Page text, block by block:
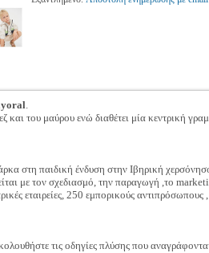
.
και του μαύρου ενώ διαθέτει μία κεντρική
στη παιδική ένδυση στην Ιβηρική
με τον σχεδιασμό, την παραγωγή ,το
εταιρείες, 250 εμπορικούς
τις οδηγίες πλύσης που